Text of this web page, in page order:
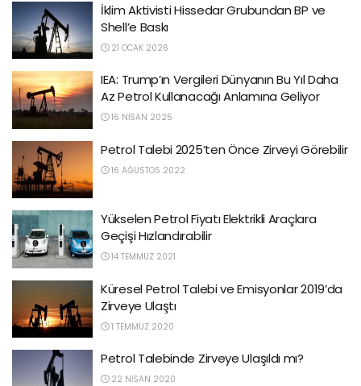
İklim Aktivisti Hissedar Grubundan BP ve
Shell’e Baskı
21 OCAK 2026
IEA: Trump’ın Vergileri Dünyanın Bu Yıl Daha
Az Petrol Kullanacağı Anlamına Geliyor
16 NISAN 2025
Petrol Talebi 2025’ten Önce Zirveyi Görebilir
16 AĞUSTOS 2022
Yükselen Petrol Fiyatı Elektrikli Araçlara
Geçişi Hızlandırabilir
14 TEMMUZ 2021
Küresel Petrol Talebi ve Emisyonlar 2019’da
Zirveye Ulaştı
1 TEMMUZ 2020
Petrol Talebinde Zirveye Ulaşıldı mı?
22 NISAN 2020